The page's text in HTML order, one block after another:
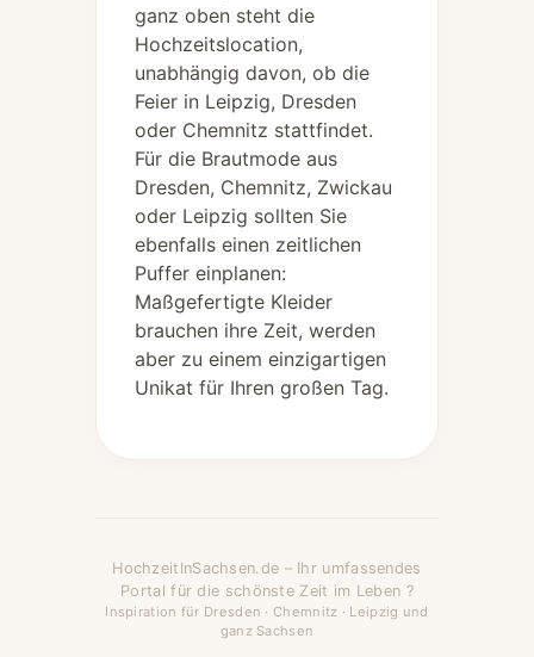
ganz oben steht die
Hochzeitslocation,
unabhängig davon, ob die
Feier in Leipzig, Dresden
oder Chemnitz stattfindet.
Für die Brautmode aus
Dresden, Chemnitz, Zwickau
oder Leipzig sollten Sie
ebenfalls einen zeitlichen
Puffer einplanen:
Maßgefertigte Kleider
brauchen ihre Zeit, werden
aber zu einem einzigartigen
Unikat für Ihren großen Tag.
HochzeitInSachsen.de – Ihr umfassendes
Portal für die schönste Zeit im Leben ?
Inspiration für Dresden · Chemnitz · Leipzig und
ganz Sachsen